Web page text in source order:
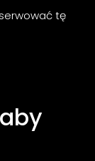
tę